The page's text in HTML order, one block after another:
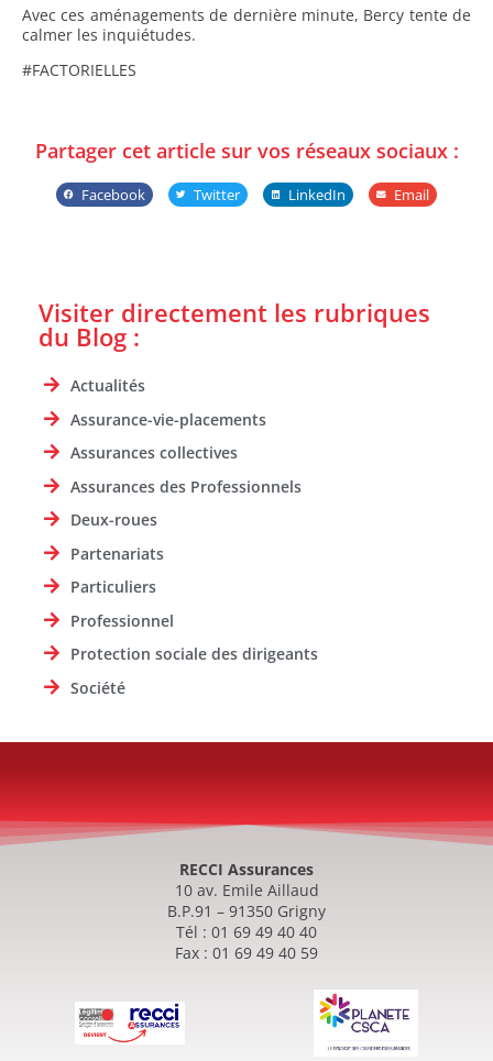
Avec ces aménagements de dernière minute, Bercy tente de
calmer les inquiétudes.
#FACTORIELLES
Partager cet article sur vos réseaux sociaux :
Facebook Twitter LinkedIn Email
Visiter directement les rubriques
du Blog :
Actualités
Assurance-vie-placements
Assurances collectives
Assurances des Professionnels
Deux-roues
Partenariats
Particuliers
Professionnel
Protection sociale des dirigeants
Société
RECCI Assurances
10 av. Emile Aillaud
B.P.91 – 91350 Grigny
Tél : 01 69 49 40 40
Fax : 01 69 49 40 59